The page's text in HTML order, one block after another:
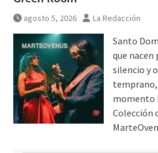
agosto 5, 2026 La Redacción
Santo
que nacen
silencio y
temprano,
momento
Colección